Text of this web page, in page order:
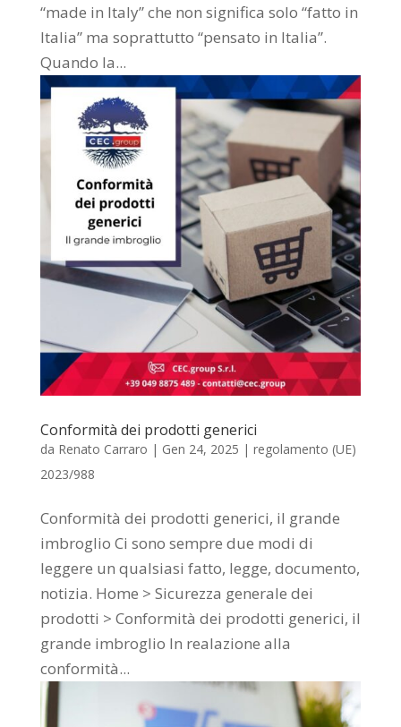
“made in Italy” che non significa solo “fatto in
Italia” ma soprattutto “pensato in Italia”.
Quando la...
Conformità dei prodotti generici
da Renato Carraro | Gen 24, 2025 | regolamento (UE)
2023/988
Conformità dei prodotti generici, il grande
imbroglio Ci sono sempre due modi di
leggere un qualsiasi fatto, legge, documento,
notizia. Home > Sicurezza generale dei
prodotti > Conformità dei prodotti generici, il
grande imbroglio In realazione alla
conformità...